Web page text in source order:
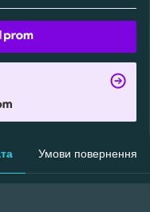
Умови повернення